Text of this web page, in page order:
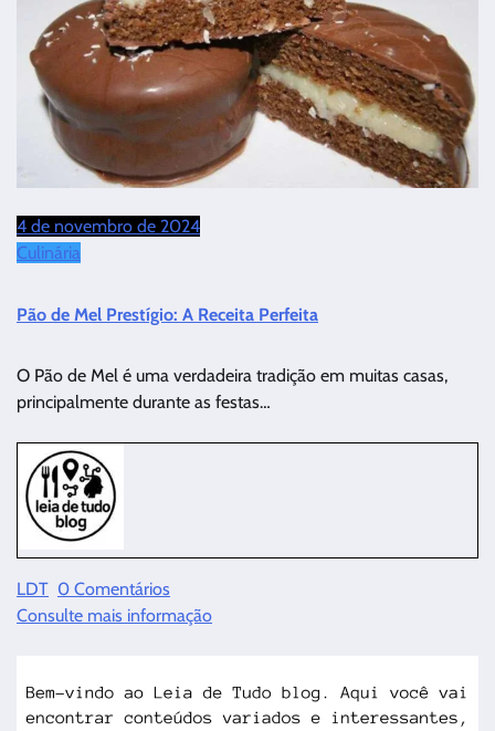
4 de novembro de 2024
Culinária
Pão de Mel Prestígio: A Receita Perfeita
O Pão de Mel é uma verdadeira tradição em muitas casas,
principalmente durante as festas…
LDT 0 Comentários
Consulte mais informação